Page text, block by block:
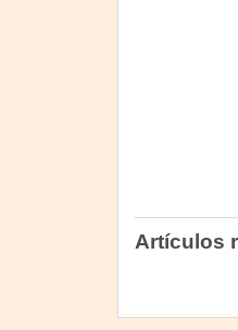
Artículos